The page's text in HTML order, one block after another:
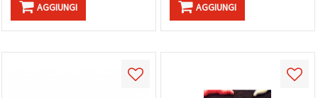
AGGIUNGI AGGIUNGI